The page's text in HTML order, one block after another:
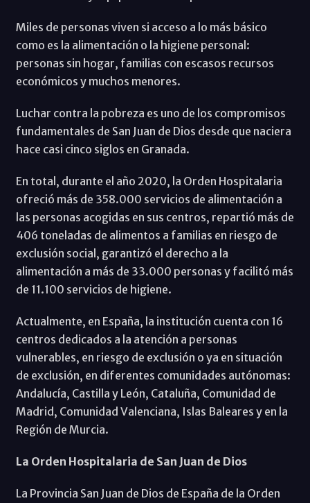
Miles de personas viven si acceso a lo más básico
como es la alimentación o la higiene personal:
personas sin hogar, familias con escasos recursos
económicos y muchos menores.
Luchar contra la pobreza es uno de los compromisos
fundamentales de San Juan de Dios desde que naciera
hace casi cinco siglos en Granada.
En total, durante el año 2020, la Orden Hospitalaria
ofreció más de 358.000 servicios de alimentación a
las personas acogidas en sus centros, repartió más de
406 toneladas de alimentos a familias en riesgo de
exclusión social, garantizó el derecho a la
alimentación a más de 33.000 personas y facilitó más
de 11.100 servicios de higiene.
Actualmente, en España, la institución cuenta con 16
centros dedicados a la atención a personas
vulnerables, en riesgo de exclusión o ya en situación
de exclusión, en diferentes comunidades autónomas:
Andalucía, Castilla y León, Cataluña, Comunidad de
Madrid, Comunidad Valenciana, Islas Baleares y en la
Región de Murcia.
La Orden Hospitalaria de San Juan de Dios
La Provincia San Juan de Dios de España de la Orden